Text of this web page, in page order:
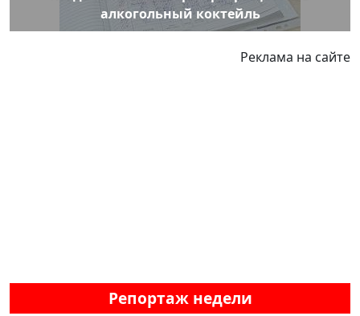
алкогольный коктейль
Реклама на сайте
Репортаж недели